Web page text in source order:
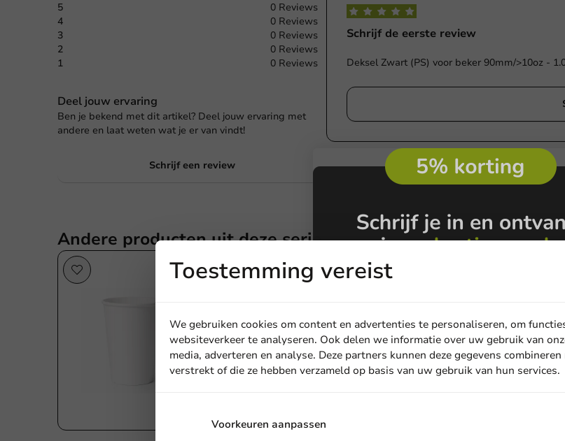
5
0 Reviews
4
0 Reviews
3
0 Reviews
2
0 Reviews
1
0 Reviews
Deel jouw ervaring
Ben je bekend met dit artikel? Deel jouw ervaring met
andere en laat weten wat je er van vindt!
Schrijf een review
Schrijf de eerste review
Deksel Zwart (PS) voor beker 90mm/>10oz -
Andere producten uit deze serie
Toestemming vereist
We gebruiken cookies om content en advertenties te personaliseren, om
websiteverkeer te analyseren. Ook delen we informatie over uw gebruik van
media, adverteren en analyse. Deze partners kunnen deze gegevens
verstrekt of die ze hebben verzameld op basis van uw gebruik van hun services.
Voorkeuren aanpassen
Email